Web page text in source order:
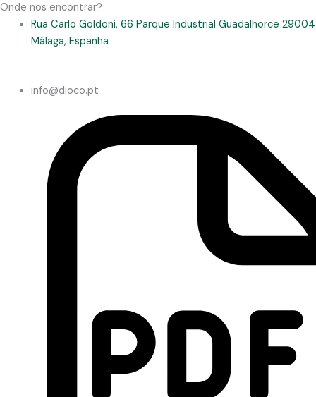
Onde nos encontrar?
Rua Carlo Goldoni, 66 Parque Industrial Guadalhorce 29004
Málaga, Espanha
info@dioco.pt